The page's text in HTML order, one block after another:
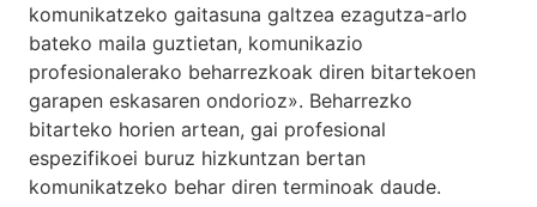
komunikatzeko gaitasuna galtzea ezagutza-arlo
bateko maila guztietan, komunikazio
profesionalerako beharrezkoak diren bitartekoen
garapen eskasaren ondorioz». Beharrezko
bitarteko horien artean, gai profesional
espezifikoei buruz hizkuntzan bertan
komunikatzeko behar diren terminoak daude.